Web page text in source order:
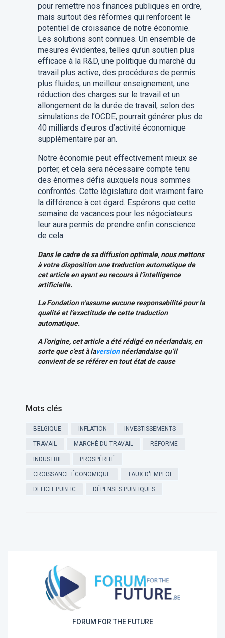
pour remettre nos finances publiques en ordre,
mais surtout des réformes qui renforcent le
potentiel de croissance de notre économie.
Les solutions sont connues. Un ensemble de
mesures évidentes, telles qu’un soutien plus
efficace à la R&D, une politique du marché du
travail plus active, des procédures de permis
plus fluides, un meilleur enseignement, une
réduction des charges sur le travail et un
allongement de la durée de travail, selon des
simulations de l’OCDE, pourrait générer plus de
40 milliards d’euros d’activité économique
supplémentaire par an.
Notre économie peut effectivement mieux se
porter, et cela sera nécessaire compte tenu
des énormes défis auxquels nous sommes
confrontés. Cette législature doit vraiment faire
la différence à cet égard. Espérons que cette
semaine de vacances pour les négociateurs
leur aura permis de prendre enfin conscience
de cela.
Dans le cadre de sa diffusion optimale, nous mettons
à votre disposition une traduction automatique de
cet article en ayant eu recours à l’intelligence
artificielle.
La Fondation n’assume aucune responsabilité pour la
qualité et l’exactitude de cette traduction
automatique.
A l’origine, cet article a été rédigé en néerlandais, en
sorte que c’est à laversionnéerlandaise qu’il
convient de se référer en tout état de cause
Mots clés
BELGIQUE INFLATION INVESTISSEMENTS
TRAVAIL MARCHÉ DU TRAVAIL RÉFORME
INDUSTRIE PROSPÉRITÉ
CROISSANCE ÉCONOMIQUE TAUX D'EMPLOI
DEFICIT PUBLIC DÉPENSES PUBLIQUES
FORUM FOR THE FUTURE